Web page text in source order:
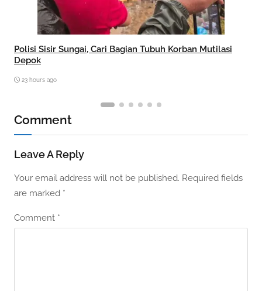
Polisi Sisir Sungai, Cari Bagian Tubuh Korban Mutilasi
Depok
23 hours ago
Comment
Leave A Reply
Your email address will not be published. Required fields
are marked *
Comment *